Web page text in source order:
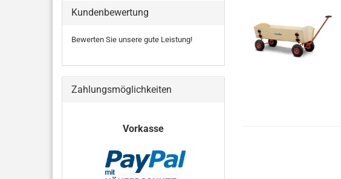
Kundenbewertung
Bewerten Sie unsere gute Leistung!
Zahlungsmöglichkeiten
Vorkasse